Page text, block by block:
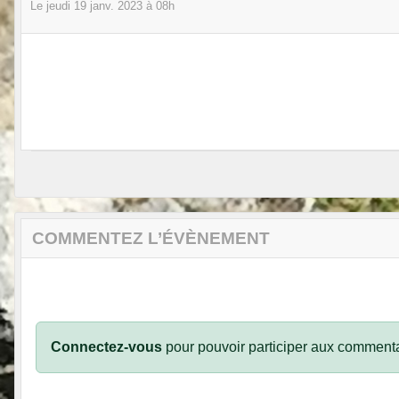
Le jeudi 19 janv. 2023 à 08h
COMMENTEZ L’ÉVÈNEMENT
Connectez-vous pour pouvoir participer aux